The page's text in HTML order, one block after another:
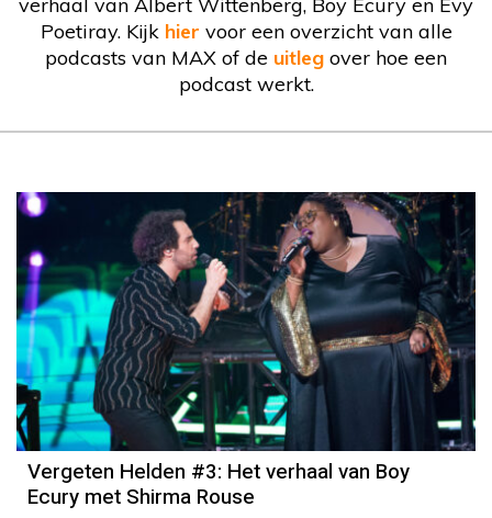
Poetiray. Kijk hier voor een overzicht van alle
podcasts van MAX of de uitleg over hoe een
podcast werkt.
Vergeten Helden #3: Het verhaal van Boy
Ecury met Shirma Rouse